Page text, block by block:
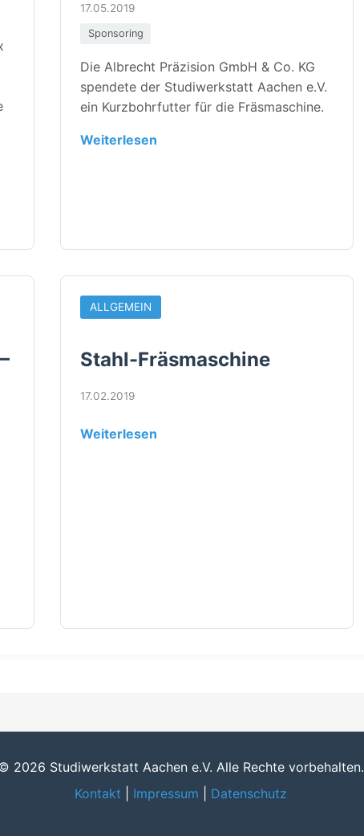
17.05.2019
Sponsoring
Die Albrecht Präzision GmbH & Co. KG
spendete der Studiwerkstatt Aachen e.V.
ein Kurzbohrfutter für die Fräsmaschine.
Weiterlesen
ALLGEMEIN
Stahl-Fräsmaschine
17.02.2019
Weiterlesen
2026 Studiwerkstatt Aachen e.V. Alle Rechte vorbehalten.
Kontakt
Impressum Datenschutz